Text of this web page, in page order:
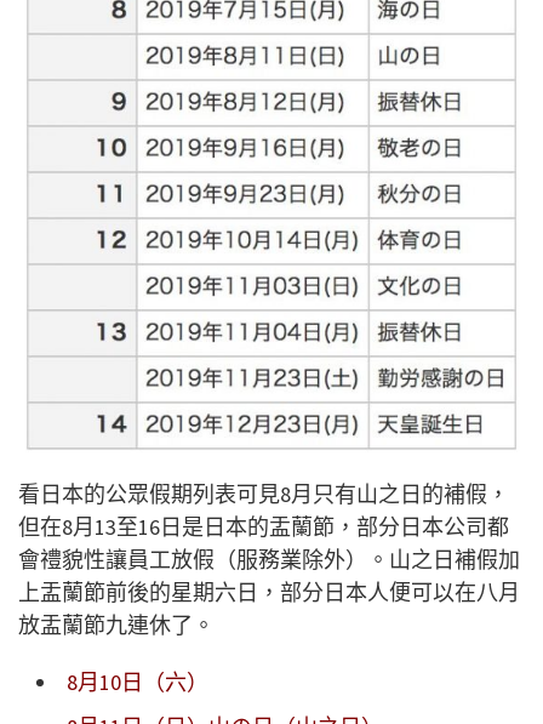
看日本的公眾假期列表可見8月只有山之日的補假，
但在8月13至16日是日本的盂蘭節，部分日本公司都
會禮貌性讓員工放假（服務業除外）。山之日補假加
上盂蘭節前後的星期六日，部分日本人便可以在八月
放盂蘭節九連休了。
8月10日（六）